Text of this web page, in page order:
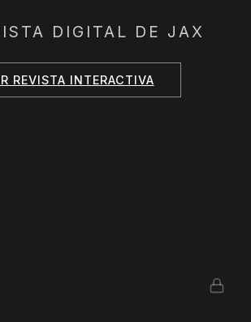
DIGITAL DE JAX
REVISTA INTERACTIVA